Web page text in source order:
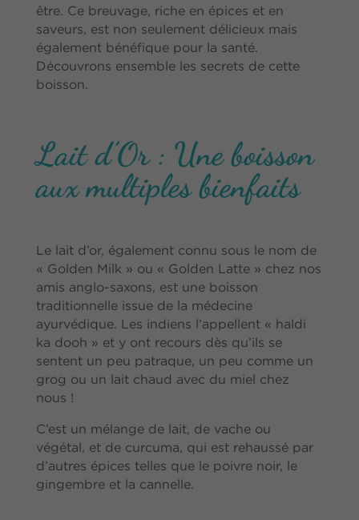
être. Ce breuvage, riche en épices et en
saveurs, est non seulement délicieux mais
également bénéfique pour la santé.
Découvrons ensemble les secrets de cette
boisson.
Lait d’Or : Une boisson
aux multiples bienfaits
Le lait d’or, également connu sous le nom de
« Golden Milk » ou « Golden Latte » chez nos
amis anglo-saxons, est une boisson
traditionnelle issue de la médecine
ayurvédique. Les indiens l’appellent « haldi
ka dooh » et y ont recours dès qu’ils se
sentent un peu patraque, un peu comme un
grog ou un lait chaud avec du miel chez
nous !
C’est un mélange de lait, de vache ou
végétal, et de curcuma, qui est rehaussé par
d’autres épices telles que le poivre noir, le
gingembre et la cannelle.